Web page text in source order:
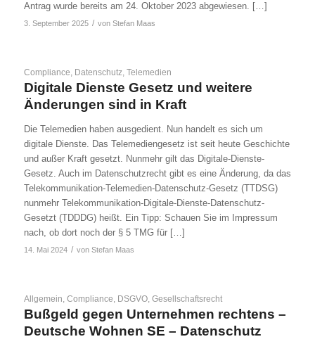
Antrag wurde bereits am 24. Oktober 2023 abgewiesen. […]
3. September 2025 / von Stefan Maas
Compliance Datenschutz, Telemedien
Digitale Dienste Gesetz und weitere
Änderungen sind in Kraft
Die Telemedien haben ausgedient. Nun handelt es sich um
digitale Dienste. Das Telemediengesetz ist seit heute Geschichte
und außer Kraft gesetzt. Nunmehr gilt das Digitale-Dienste-
Gesetz. Auch im Datenschutzrecht gibt es eine Änderung, da das
Telekommunikation-Telemedien-Datenschutz-Gesetz (TTDSG)
nunmehr Telekommunikation-Digitale-Dienste-Datenschutz-
Gesetzt (TDDDG) heißt. Ein Tipp: Schauen Sie im Impressum
nach, ob dort noch der § 5 TMG für […]
14. Mai 2024 / von Stefan Maas
Allgemein Compliance DSGVO, Gesellschaftsrecht
Bußgeld gegen Unternehmen rechtens –
Deutsche Wohnen SE – Datenschutz